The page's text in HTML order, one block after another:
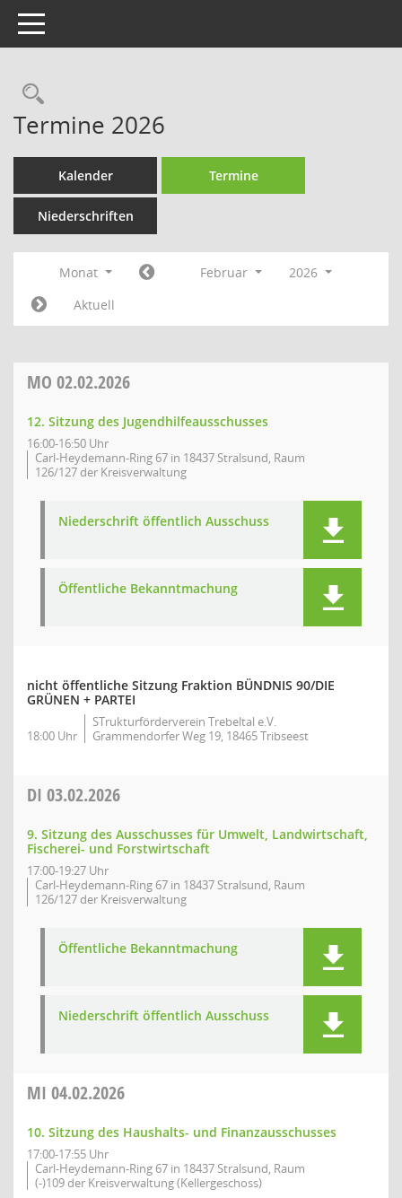
Toggle navigation
Rechercheauswahl
Termine 2026
Kalender Termine
Niederschriften
Monat Februar
2026
Aktuell
MO 02.02.2026
12. Sitzung des Jugendhilfeausschusses
16:00-16:50 Uhr
Carl-Heydemann-Ring 67 in 18437 Stralsund, Raum
126/127 der Kreisverwaltung
Niederschrift öffentlich Ausschuss
Öffentliche Bekanntmachung
nicht öffentliche Sitzung Fraktion BÜNDNIS 90/DIE
GRÜNEN + PARTEI
18:00 Uhr
STrukturförderverein Trebeltal e.V.
Grammendorfer Weg 19, 18465 Tribseest
DI 03.02.2026
9. Sitzung des Ausschusses für Umwelt, Landwirtschaft,
Fischerei- und Forstwirtschaft
17:00-19:27 Uhr
Carl-Heydemann-Ring 67 in 18437 Stralsund, Raum
126/127 der Kreisverwaltung
Öffentliche Bekanntmachung
Niederschrift öffentlich Ausschuss
MI 04.02.2026
10. Sitzung des Haushalts- und Finanzausschusses
17:00-17:55 Uhr
Carl-Heydemann-Ring 67 in 18437 Stralsund, Raum
(-)109 der Kreisverwaltung (Kellergeschoss)